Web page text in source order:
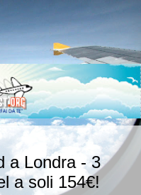
a Londra - 3
a soli 154€!